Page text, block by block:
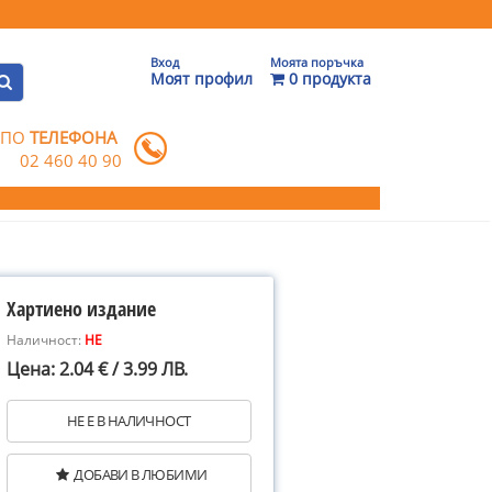
Вход
Моят профил
Моята поръчка
0 продукта
ПОТЕЛЕФОНА
02 460 40 90
Хартиено издание
Наличност: НЕ
Цена: 2.04 € / 3.99 ЛВ.
НЕ Е В НАЛИЧНОСТ
ДОБАВИ В ЛЮБИМИ